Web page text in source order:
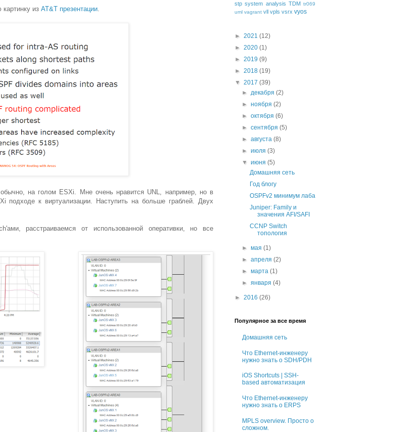
из AT&T презентации.
на голом ESXi. Мне очень нравится UNL, например, но в
подходе к виртуализации. Наступить на больше граблей. Двух
расстраиваемся от использованной оперативки, но все
stp system analysis TDM tr069
uml vagrant vll vpls vsrx vyos
► 2021 (12)
► 2020 (1)
► 2019 (9)
► 2018 (19)
▼ 2017 (39)
►декабря(2)
►ноября(2)
►октября(6)
►сентября(5)
►августа(8)
►июля(3)
▼июня(5)
Домашняя сеть
Год блогу
OSPFv2 минимум лаба
Juniper: Family и
значения AFI/SAFI
CCNP Switch
топология
►мая(1)
►апреля(2)
►марта(1)
►января(4)
► 2016 (26)
Популярное за все время
Домашняя сеть
Что Ethernet-инженеру
нужно знать о SDH/PDH
iOS Shortcuts | SSH-
based автоматизация
Что Ethernet-инженеру
нужно знать о ERPS
MPLS overview. Просто о
сложном.